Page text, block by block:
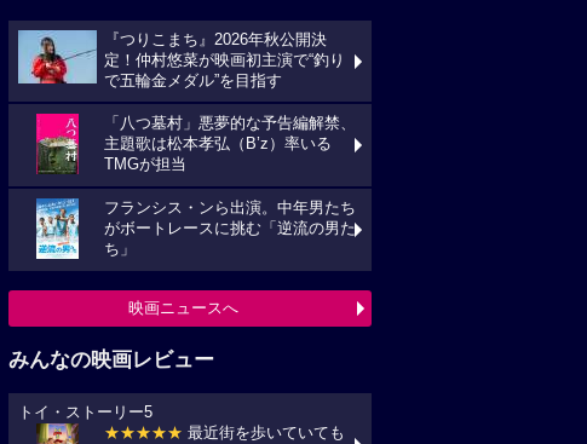
『つりこまち』2026年秋公開決
定！仲村悠菜が映画初主演で“釣り
で五輪金メダル”を目指す
「八つ墓村」悪夢的な予告編解禁、
主題歌は松本孝弘（B’z）率いる
TMGが担当
フランシス・ンら出演。中年男たち
がボートレースに挑む「逆流の男た
ち」
映画ニュースへ
みんなの映画レビュー
トイ・ストーリー5
★★★★★ 最近街を歩いていても